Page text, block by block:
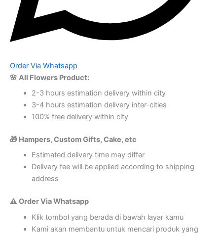
Order Via Whatsapp
🌸 All Flowers Product:
2-3 hours estimation delivery within city
3-4 hours estimation delivery inter-cities
100% free delivery within city
🎁 Hampers, Custom Gifts, Cake, etc
Estimated delivery time may differ
Delivery fee will be applied according to shipping
address
⚠️ Order Via Whatsapp
Klik tombol yang berada di bawah layar kamu
Kami akan membantu untuk mencari produk yang